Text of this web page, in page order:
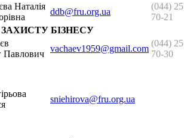
Наталія
ddb@fru.org.ua
(044)
70-21
БІЗНЕСУ
Павлович
vachaev1959@gmail.com
(044)
70-30
sniehirova@fru.org.ua